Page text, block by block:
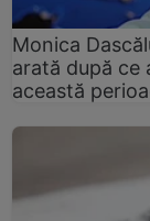
Monica
arată după ce
această